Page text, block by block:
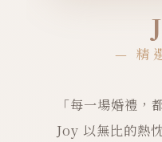
— 精
「每一場婚禮，
Joy 以無比的熱